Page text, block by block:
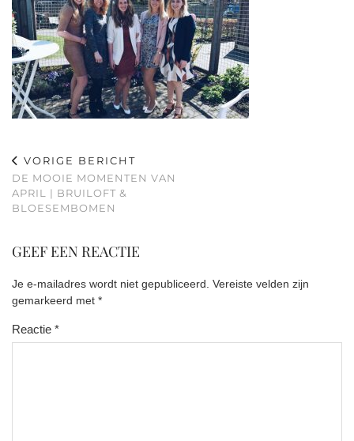
VORIGE BERICHT
DE MOOIE MOMENTEN VAN
APRIL | BRUILOFT &
BLOESEMBOMEN
GEEF EEN REACTIE
Je e-mailadres wordt niet gepubliceerd. Vereiste velden zijn
gemarkeerd met *
Reactie *